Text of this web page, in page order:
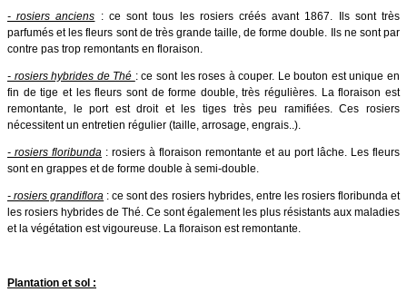
- rosiers anciens : ce sont tous les rosiers créés avant 1867. Ils sont très
parfumés et les fleurs sont de très grande taille, de forme double. Ils ne sont par
contre pas trop remontants en floraison.
- rosiers hybrides de Thé : ce sont les roses à couper. Le bouton est unique en
fin de tige et les fleurs sont de forme double, très régulières. La floraison est
remontante, le port est droit et les tiges très peu ramifiées. Ces rosiers
nécessitent un entretien régulier (taille, arrosage, engrais..).
- rosiers floribunda : rosiers à floraison remontante et au port lâche. Les fleurs
sont en grappes et de forme double à semi-double.
- rosiers grandiflora : ce sont des rosiers hybrides, entre les rosiers floribunda et
les rosiers hybrides de Thé. Ce sont également les plus résistants aux maladies
et la végétation est vigoureuse. La floraison est remontante.
Plantation et sol :